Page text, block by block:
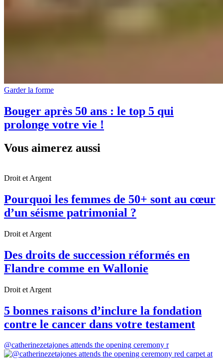
Garder la forme
Bouger après 50 ans : le top 5 qui
prolonge votre vie !
Vous aimerez aussi
Droit et Argent
Pourquoi les femmes de 50+ sont au cœur
d’un séisme patrimonial ?
Droit et Argent
Des droits de succession réformés en
Flandre comme en Wallonie
Droit et Argent
5 bonnes raisons d’inclure la fondation
contre le cancer dans votre testament
@catherinezetajones attends the opening ceremony r